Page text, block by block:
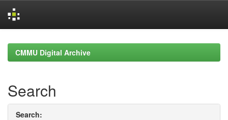
navigationCMMU Digital Archive
Search
Search: